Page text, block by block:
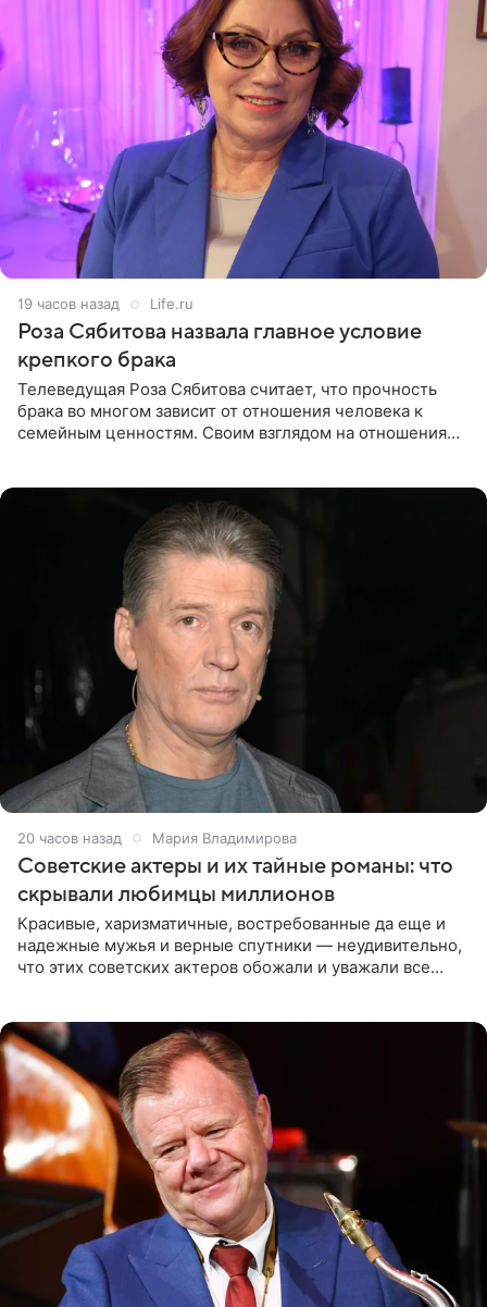
19 часов назад Life.ru
Роза Сябитова назвала главное условие
крепкого брака
Телеведущая Роза Сябитова считает, что прочность
брака во многом зависит от отношения человека к
семейным ценностям. Своим взглядом на отношения
20 часов назад Мария Владимирова
Советские актеры и их тайные романы: что
скрывали любимцы миллионов
Красивые, харизматичные, востребованные да еще и
надежные мужья и верные спутники — неудивительно,
что этих советских актеров обожали и уважали все